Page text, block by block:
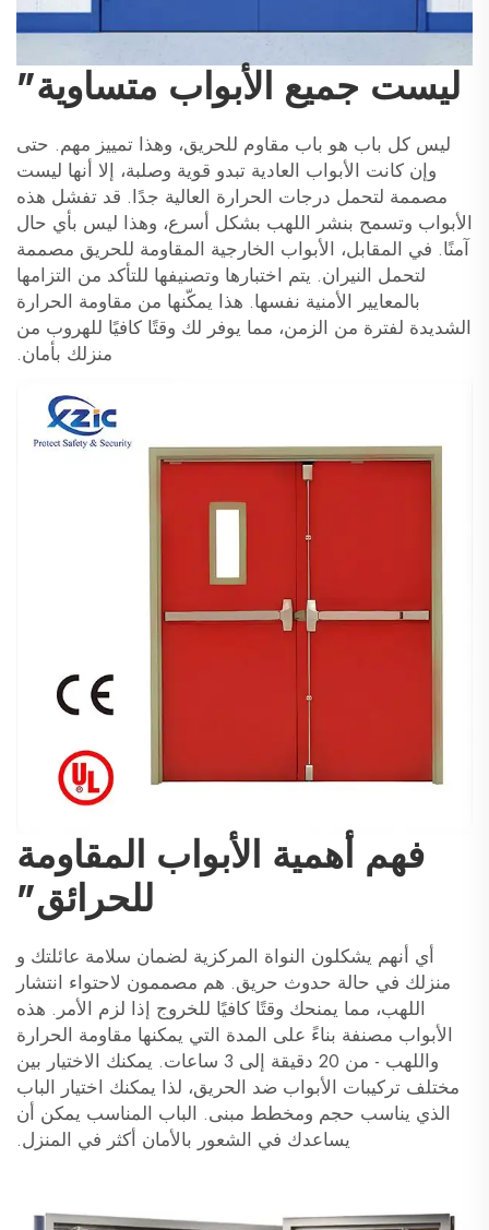
ليست جميع الأبواب متساوية"
ليس كل باب هو باب مقاوم للحريق، وهذا تمييز مهم. حتى
وإن كانت الأبواب العادية تبدو قوية وصلبة، إلا أنها ليست
مصممة لتحمل درجات الحرارة العالية جدًا. قد تفشل هذه
الأبواب وتسمح بنشر اللهب بشكل أسرع، وهذا ليس بأي حال
آمنًا. في المقابل، الأبواب الخارجية المقاومة للحريق مصممة
لتحمل النيران. يتم اختبارها وتصنيفها للتأكد من التزامها
بالمعايير الأمنية نفسها. هذا يمكّنها من مقاومة الحرارة
الشديدة لفترة من الزمن، مما يوفر لك وقتًا كافيًا للهروب من
منزلك بأمان.
فهم أهمية الأبواب المقاومة
للحرائق"
أي أنهم يشكلون النواة المركزية لضمان سلامة عائلتك و
منزلك في حالة حدوث حريق. هم مصممون لاحتواء انتشار
اللهب، مما يمنحك وقتًا كافيًا للخروج إذا لزم الأمر. هذه
الأبواب مصنفة بناءً على المدة التي يمكنها مقاومة الحرارة
واللهب - من 20 دقيقة إلى 3 ساعات. يمكنك الاختيار بين
مختلف تركيبات الأبواب ضد الحريق، لذا يمكنك اختيار الباب
الذي يناسب حجم ومخطط مبنى. الباب المناسب يمكن أن
يساعدك في الشعور بالأمان أكثر في المنزل.